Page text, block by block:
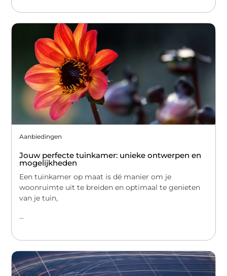
Aanbiedingen
Jouw perfecte tuinkamer: unieke ontwerpen en
mogelijkheden
Een tuinkamer op maat is dé manier om je
woonruimte uit te breiden en optimaal te genieten
van je tuin,
...